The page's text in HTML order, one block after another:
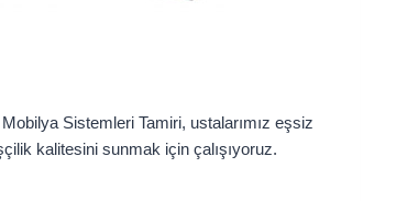
Sistemleri Tamiri, ustalarımız eşsiz
kalitesini sunmak için çalışıyoruz.